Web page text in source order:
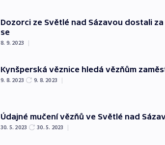
Dozorci ze Světlé nad Sázavou dostali
se
8. 9. 2023 |
Kynšperská věznice hledá vězňům
9. 8. 2023 9. 8. 2023 |
Údajné mučení vězňů ve Světlé nad
30. 5. 2023 30. 5. 2023 |